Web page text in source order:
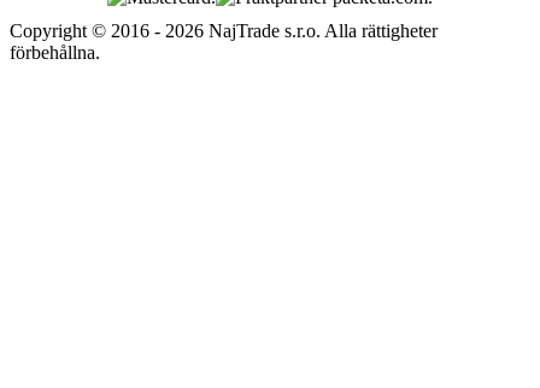
Copyright © 2016 - 2026 NajTrade s.r.o. Alla rättigheter
förbehållna.